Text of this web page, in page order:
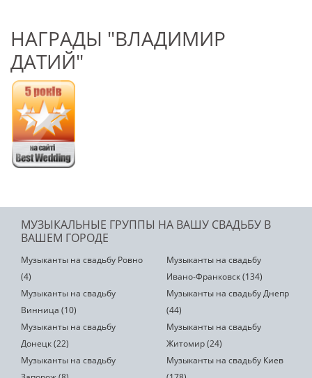
НАГРАДЫ "ВЛАДИМИР
ДАТИЙ"
МУЗЫКАЛЬНЫЕ ГРУППЫ НА ВАШУ СВАДЬБУ В
ВАШЕМ ГОРОДЕ
Музыканты на свадьбу Ровно
(4)
Музыканты на свадьбу
Ивано-Франковск (134)
Музыканты на свадьбу
Винница (10)
Музыканты на свадьбу Днепр
(44)
Музыканты на свадьбу
Донецк (22)
Музыканты на свадьбу
Житомир (24)
Музыканты на свадьбу
Музыканты на свадьбу Киев